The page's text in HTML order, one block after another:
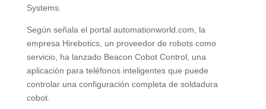
Systems.
Según señala el portal automationworld.com, la
empresa Hirebotics, un proveedor de robots como
servicio, ha lanzado Beacon Cobot Control, una
aplicación para teléfonos inteligentes que puede
controlar una configuración completa de soldadura
cobot.